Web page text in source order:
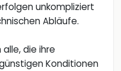
unkompliziert
Abläufe.
die ihre
Konditionen